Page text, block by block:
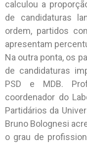
calculou a
de candidaturas
ordem, partidos
apresentam
Na outra ponta, os
de candidaturas
PSD e MDB.
coordenador do
Partidários da
Bruno Bolognesi
o grau de